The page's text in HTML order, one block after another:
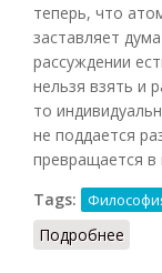
теперь, что
заставляет
рассуждении
нельзя взять и
то
не поддается
превращается в
Tags:
Подробнее